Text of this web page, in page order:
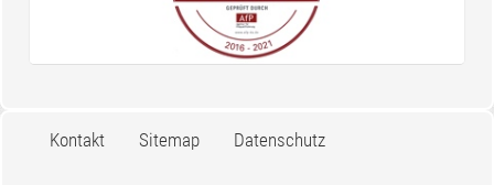
Kontakt Sitemap Datenschutz